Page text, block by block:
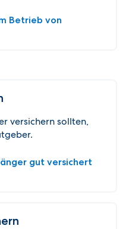
Betrieb von
versichern sollten,
gut versichert